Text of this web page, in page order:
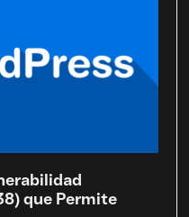
que Permite